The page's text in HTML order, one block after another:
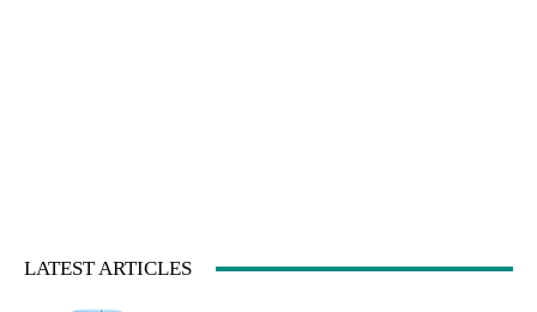
LATEST ARTICLES